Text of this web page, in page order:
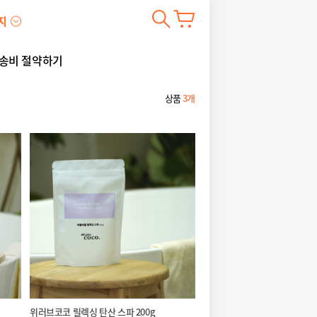
비 절약하기
상품3개
위러브코코 릴렉싱 탄산 스파 200g